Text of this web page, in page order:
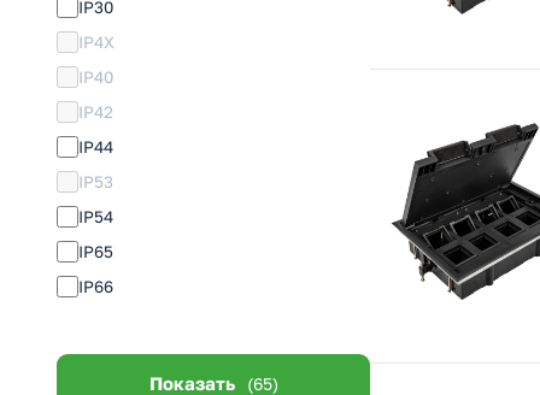
IP30
IP4X
IP40
IP42
IP44
IP53
IP54
IP65
IP66
Показать (65)